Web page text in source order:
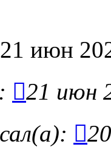
21 июн
21 июн